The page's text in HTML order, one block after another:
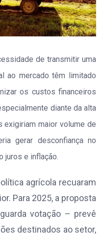
de transmitir uma
ao mercado têm limitado
os custos financeiros
diante da alta
exigiriam maior volume de
gerar desconfiança no
juros e inflação.
agrícola recuaram
Para 2025, a proposta
votação – prevê
destinados ao setor,